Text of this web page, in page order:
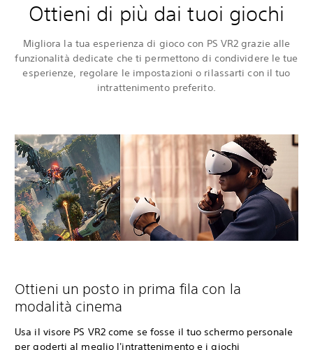
Ottieni di più dai tuoi giochi
Migliora la tua esperienza di gioco con PS VR2 grazie alle
funzionalità dedicate che ti permettono di condividere le tue
esperienze, regolare le impostazioni o rilassarti con il tuo
intrattenimento preferito.
Ottieni un posto in prima fila con la
modalità cinema
Usa il visore PS VR2 come se fosse il tuo schermo personale
per goderti al meglio l'intrattenimento e i giochi